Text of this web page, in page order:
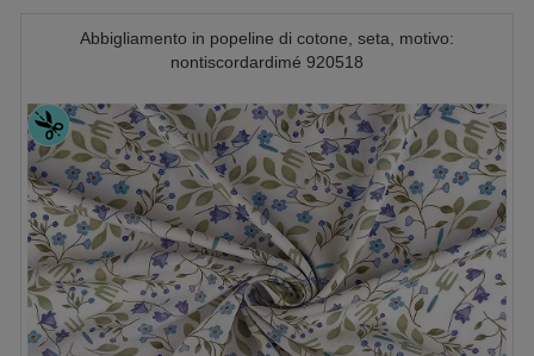
Abbigliamento in popeline di cotone, seta, motivo:
nontiscordardimé 920518